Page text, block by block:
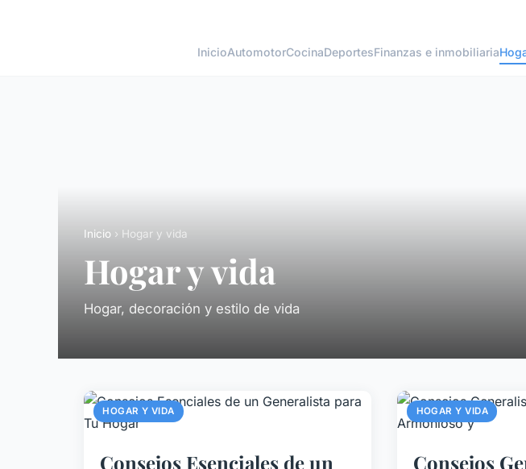
InicioAutomotorCocinaDeportesFinanzas e inmobiliaria
Inicio › Hogar y vida
Hogar y vida
Hogar, decoración y estilo de vida
HOGAR Y VIDA
Consejos Esenciales de un
HOGAR Y VIDA
Consejos